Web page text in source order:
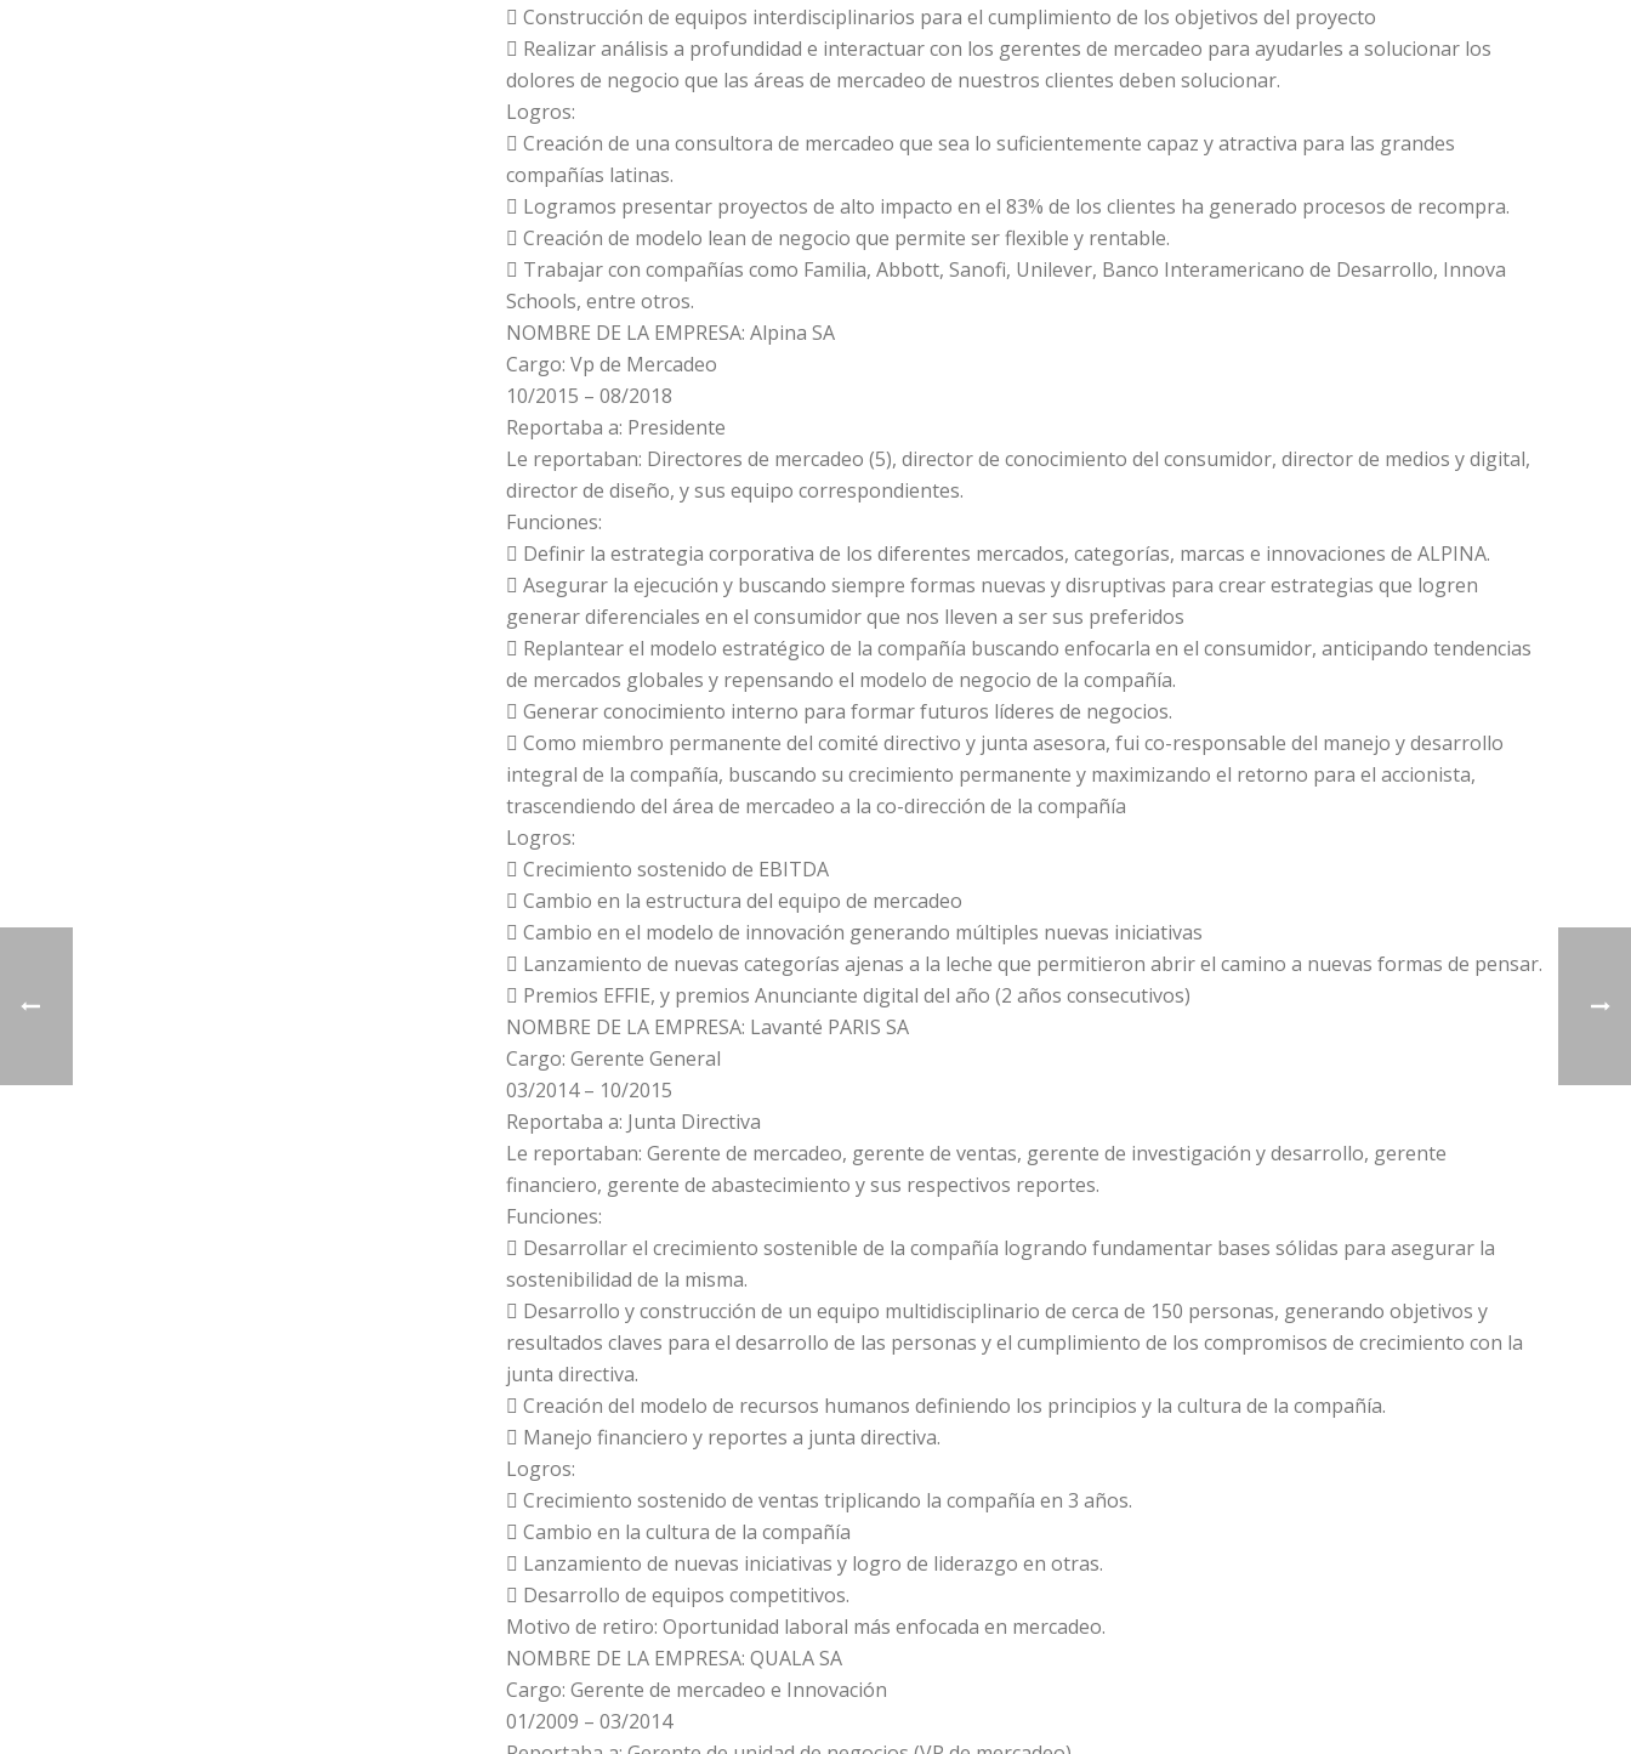
 Construcción de equipos interdisciplinarios para el cumplimiento de los objetivos del proyecto
 Realizar análisis a profundidad e interactuar con los gerentes de mercadeo para ayudarles a solucionar los
dolores de negocio que las áreas de mercadeo de nuestros clientes deben solucionar.
Logros:
 Creación de una consultora de mercadeo que sea lo suficientemente capaz y atractiva para las grandes
compañías latinas.
 Logramos presentar proyectos de alto impacto en el 83% de los clientes ha generado procesos de recompra.
 Creación de modelo lean de negocio que permite ser flexible y rentable.
 Trabajar con compañías como Familia, Abbott, Sanofi, Unilever, Banco Interamericano de Desarrollo, Innova
Schools, entre otros.
NOMBRE DE LA EMPRESA: Alpina SA
Cargo: Vp de Mercadeo
10/2015 – 08/2018
Reportaba a: Presidente
Le reportaban: Directores de mercadeo (5), director de conocimiento del consumidor, director de medios y digital,
director de diseño, y sus equipo correspondientes.
Funciones:
 Definir la estrategia corporativa de los diferentes mercados, categorías, marcas e innovaciones de ALPINA.
 Asegurar la ejecución y buscando siempre formas nuevas y disruptivas para crear estrategias que logren
generar diferenciales en el consumidor que nos lleven a ser sus preferidos
 Replantear el modelo estratégico de la compañía buscando enfocarla en el consumidor, anticipando tendencias
de mercados globales y repensando el modelo de negocio de la compañía.
 Generar conocimiento interno para formar futuros líderes de negocios.
 Como miembro permanente del comité directivo y junta asesora, fui co-responsable del manejo y desarrollo
integral de la compañía, buscando su crecimiento permanente y maximizando el retorno para el accionista,
trascendiendo del área de mercadeo a la co-dirección de la compañía
Logros:
 Crecimiento sostenido de EBITDA
 Cambio en la estructura del equipo de mercadeo
 Cambio en el modelo de innovación generando múltiples nuevas iniciativas
 Lanzamiento de nuevas categorías ajenas a la leche que permitieron abrir el camino a nuevas formas de pensar.
 Premios EFFIE, y premios Anunciante digital del año (2 años consecutivos)
NOMBRE DE LA EMPRESA: Lavanté PARIS SA
Cargo: Gerente General
03/2014 – 10/2015
Reportaba a: Junta Directiva
Le reportaban: Gerente de mercadeo, gerente de ventas, gerente de investigación y desarrollo, gerente
financiero, gerente de abastecimiento y sus respectivos reportes.
Funciones:
 Desarrollar el crecimiento sostenible de la compañía logrando fundamentar bases sólidas para asegurar la
sostenibilidad de la misma.
 Desarrollo y construcción de un equipo multidisciplinario de cerca de 150 personas, generando objetivos y
resultados claves para el desarrollo de las personas y el cumplimiento de los compromisos de crecimiento con la
junta directiva.
 Creación del modelo de recursos humanos definiendo los principios y la cultura de la compañía.
 Manejo financiero y reportes a junta directiva.
Logros:
 Crecimiento sostenido de ventas triplicando la compañía en 3 años.
 Cambio en la cultura de la compañía
 Lanzamiento de nuevas iniciativas y logro de liderazgo en otras.
 Desarrollo de equipos competitivos.
Motivo de retiro: Oportunidad laboral más enfocada en mercadeo.
NOMBRE DE LA EMPRESA: QUALA SA
Cargo: Gerente de mercadeo e Innovación
01/2009 – 03/2014